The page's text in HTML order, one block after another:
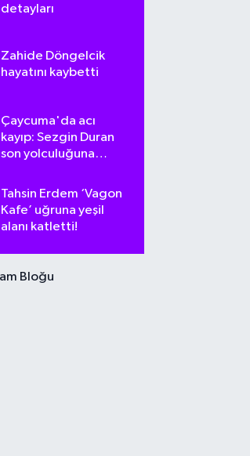
detayları
Zahide Döngelcik
hayatını kaybetti
Çaycuma'da acı
kayıp: Sezgin Duran
son yolculuğuna
Tahsin Erdem ‘Vagon
Kafe’ uğruna yeşil
alanı katletti!